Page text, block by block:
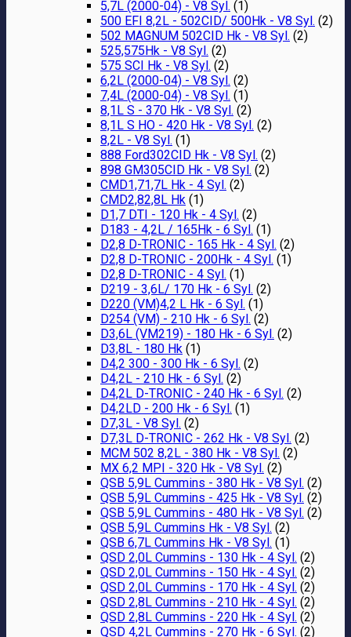
5,7L (2000-04) - V8 Syl. (1)
500 EFI 8,2L - 502CID/ 500Hk - V8 Syl. (2)
502 MAGNUM 502CID Hk - V8 Syl. (2)
525,575Hk - V8 Syl. (2)
575 SCI Hk - V8 Syl. (2)
6,2L (2000-04) - V8 Syl. (2)
7,4L (2000-04) - V8 Syl. (1)
8,1L S - 370 Hk - V8 Syl. (2)
8,1L S HO - 420 Hk - V8 Syl. (2)
8,2L - V8 Syl. (1)
888 Ford302CID Hk - V8 Syl. (2)
898 GM305CID Hk - V8 Syl. (2)
CMD1,71,7L Hk - 4 Syl. (2)
CMD2,82,8L Hk (1)
D1,7 DTI - 120 Hk - 4 Syl. (2)
D183 - 4,2L / 165Hk - 6 Syl. (1)
D2,8 D-TRONIC - 165 Hk - 4 Syl. (2)
D2,8 D-TRONIC - 200Hk - 4 Syl. (1)
D2,8 D-TRONIC - 4 Syl. (1)
D219 - 3,6L/ 170 Hk - 6 Syl. (2)
D220 (VM)4,2 L Hk - 6 Syl. (1)
D254 (VM) - 210 Hk - 6 Syl. (2)
D3,6L (VM219) - 180 Hk - 6 Syl. (2)
D3,8L - 180 Hk (1)
D4,2 300 - 300 Hk - 6 Syl. (2)
D4,2L - 210 Hk - 6 Syl. (2)
D4,2L D-TRONIC - 240 Hk - 6 Syl. (2)
D4,2LD - 200 Hk - 6 Syl. (1)
D7,3L - V8 Syl. (2)
D7,3L D-TRONIC - 262 Hk - V8 Syl. (2)
MCM 502 8,2L - 380 Hk - V8 Syl. (2)
MX 6,2 MPI - 320 Hk - V8 Syl. (2)
QSB 5,9L Cummins - 380 Hk - V8 Syl. (2)
QSB 5,9L Cummins - 425 Hk - V8 Syl. (2)
QSB 5,9L Cummins - 480 Hk - V8 Syl. (2)
QSB 5,9L Cummins Hk - V8 Syl. (2)
QSB 6,7L Cummins Hk - V8 Syl. (1)
QSD 2,0L Cummins - 130 Hk - 4 Syl. (2)
QSD 2,0L Cummins - 150 Hk - 4 Syl. (2)
QSD 2,0L Cummins - 170 Hk - 4 Syl. (2)
QSD 2,8L Cummins - 210 Hk - 4 Syl. (2)
QSD 2,8L Cummins - 220 Hk - 4 Syl. (2)
QSD 4,2L Cummins - 270 Hk - 6 Syl. (2)